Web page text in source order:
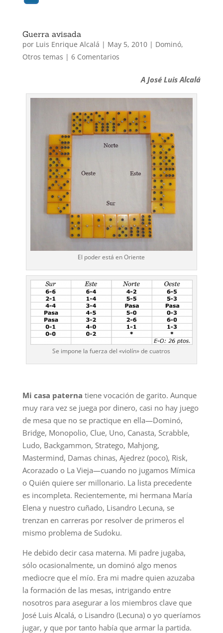
Guerra avisada
por Luis Enrique Alcalá | May 5, 2010| Dominó,
Otros temas | 6 Comentarios
A José Luis Alcalá
El poder está en Oriente
Se impone la fuerza del «violín» de cuatros
Mi casa paterna tiene vocación de garito. Aunque
muy rara vez se juega por dinero, casi no hay juego
de mesa que no se practique en ella—Dominó,
Bridge, Monopolio, Clue, Uno, Canasta, Scrabble,
Ludo, Backgammon, Stratego, Mahjong,
Mastermind, Damas chinas, Ajedrez (poco), Risk,
Acorazado o La Vieja—cuando no jugamos Mímica
o Quién quiere ser millonario. La lista precedente
es incompleta. Recientemente, mi hermana María
Elena y nuestro cuñado, Lisandro Lecuna, se
trenzan en carreras por resolver de primeros el
mismo problema de Sudoku.
He debido decir casa materna. Mi padre jugaba,
sólo ocasionalmente, un dominó algo menos
mediocre que el mío. Era mi madre quien azuzaba
la formación de las mesas, intrigando entre
nosotros para asegurar a los miembros clave que
José Luis Alcalá, o Lisandro (Lecuna) o yo queríamos
jugar, y que por tanto había que armar la partida.